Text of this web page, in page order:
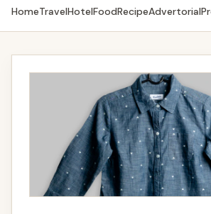
HomeTravelHotelFoodRecipeAdvertorial